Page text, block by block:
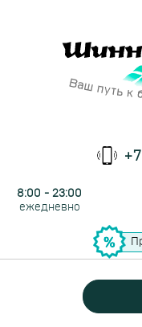
8:00 - 23:00
ежедневно